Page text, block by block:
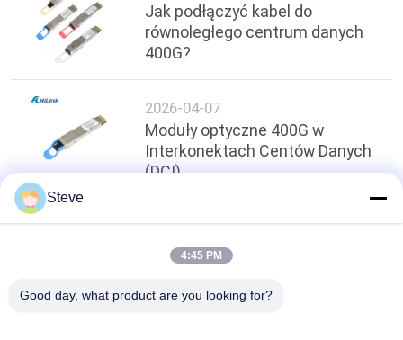
Jak podłączyć kabel do
równoległego centrum danych
400G?
2026-04-07
Moduły optyczne 400G w
Interkonektach Centów Danych
(DCI)
Top
Steve
4:45 PM
Good day, what product are you looking for?